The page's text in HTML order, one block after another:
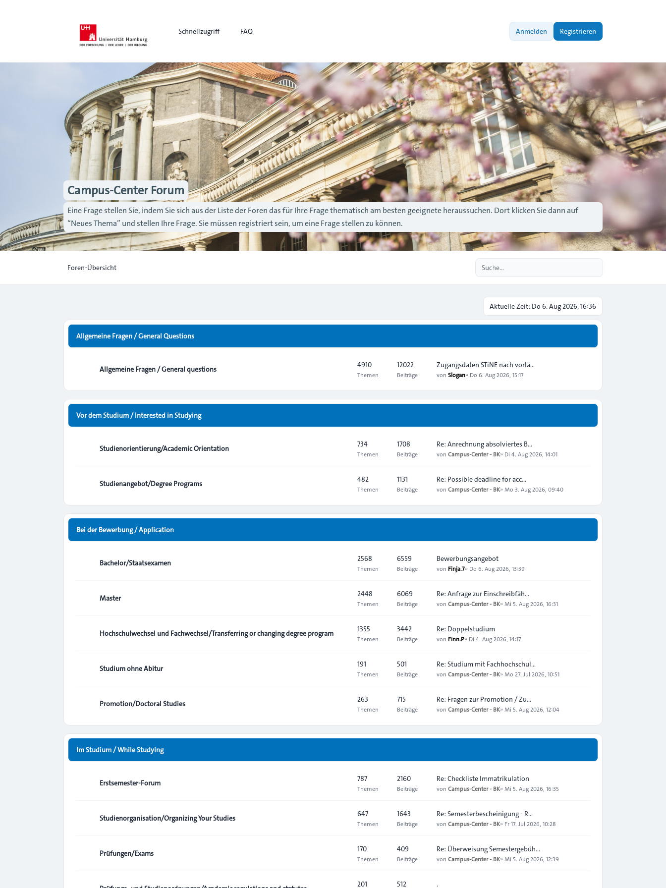
Schnellzugriff FAQ Anmelden Registrieren
Campus-Center Forum
Eine Frage stellen Sie, indem Sie sich aus der Liste der Foren das für Ihre Frage thematisch am besten geeignete heraussuchen. Dort klicken Sie dann auf
“Neues Thema” und stellen Ihre Frage. Sie müssen registriert sein, um eine Frage stellen zu können.
Foren-Übersicht
Aktuelle Zeit: Do 6. Aug 2026, 16:36
Allgemeine Fragen / General Questions
Allgemeine Fragen / General questions 4910
Themen
12022
Beiträge
Zugangsdaten STiNE nach vorlä…
von Slogan» Do 6. Aug 2026, 15:17
Vor dem Studium / Interested in Studying
Studienorientierung/Academic Orientation 734
Themen
1708
Beiträge
Re: Anrechnung absolviertes B…
von Campus-Center - BK» Di 4. Aug 2026, 14:01
Studienangebot/Degree Programs 482
Themen
1131
Beiträge
Re: Possible deadline for acc…
von Campus-Center - BK» Mo 3. Aug 2026, 09:40
Bei der Bewerbung / Application
Bachelor/Staatsexamen 2568
Themen
6559
Beiträge
Bewerbungsangebot
von Finja.7» Do 6. Aug 2026, 13:39
Master 2448
Themen
6069
Beiträge
Re: Anfrage zur Einschreibfäh…
von Campus-Center - BK» Mi 5. Aug 2026, 16:31
Hochschulwechsel und Fachwechsel/Transferring or changing degree program 1355
Themen
3442
Beiträge
Re: Doppelstudium
von Finn.P» Di 4. Aug 2026, 14:17
Studium ohne Abitur 191
Themen
501
Beiträge
Re: Studium mit Fachhochschul…
von Campus-Center - BK» Mo 27. Jul 2026, 10:51
Promotion/Doctoral Studies 263
Themen
715
Beiträge
Re: Fragen zur Promotion / Zu…
von Campus-Center - BK» Mi 5. Aug 2026, 12:04
Im Studium / While Studying
Erstsemester-Forum 787
Themen
2160
Beiträge
Re: Checkliste Immatrikulation
von Campus-Center - BK» Mi 5. Aug 2026, 16:35
Studienorganisation/Organizing Your Studies 647
Themen
1643
Beiträge
Re: Semesterbescheinigung - R…
von Campus-Center - BK» Fr 17. Jul 2026, 10:28
Prüfungen/Exams 170
Themen
409
Beiträge
Re: Überweisung Semestergebüh…
von Campus-Center - BK» Mi 5. Aug 2026, 12:39
201 512 .